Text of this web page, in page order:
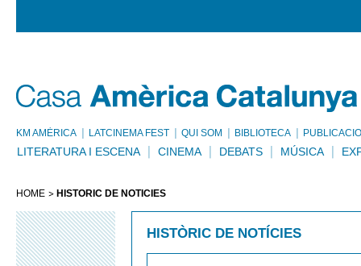
KM AMÈRICA LATCINEMA FEST QUI SOM BIBLIOTECA
LITERATURA I ESCENA CINEMA DEBATS MÚSICA
HOME HISTÒRIC DE NOTÍCIES
HISTÒRIC DE NOTÍCIES